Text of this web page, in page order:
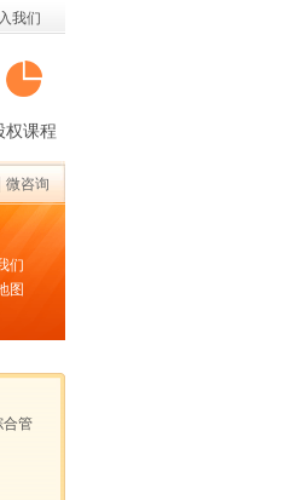
我们
权课程
微咨询
们
图
合管